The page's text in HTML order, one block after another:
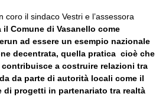
coro il sindaco Vestri e l’assessora
il Comune di Vasanello come
ad essere un esempio nazionale
decentrata, quella pratica cioè che
a costruire relazioni tra
da parte di autorità locali come il
di progetti in partenariato tra realtà